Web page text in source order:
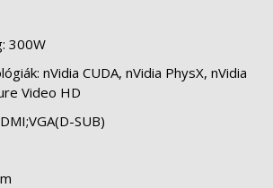
300W
nVidia CUDA, nVidia PhysX, nVidia
Video HD
SUB)